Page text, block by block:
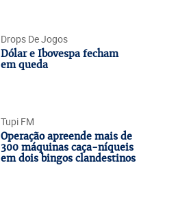
Drops De Jogos
Dólar e Ibovespa fecham
em queda
Tupi FM
Operação apreende mais de
300 máquinas caça-níqueis
em dois bingos clandestinos